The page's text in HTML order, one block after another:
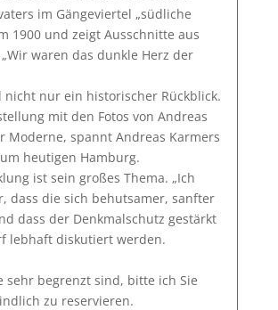
im Gängeviertel „südliche
1900 und zeigt Ausschnitte aus
waren das dunkle Herz der
nicht nur ein historischer Rückblick.
mit den Fotos von Andreas
Moderne, spannt Andreas Karmers
heutigen Hamburg.
ist sein großes Thema. „Ich
dass die sich behutsamer, sanfter
dass der Denkmalschutz gestärkt
lebhaft diskutiert werden.
sehr begrenzt sind, bitte ich Sie
zu reservieren.